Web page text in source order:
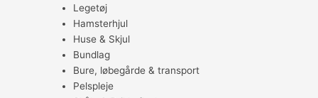
Legetøj
Hamsterhjul
Huse & Skjul
Bundlag
Bure, løbegårde & transport
Pelspleje